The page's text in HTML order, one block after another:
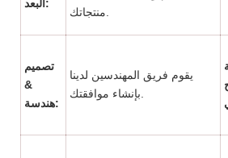
البعد:
تصميم
&
هندسة:
يقوم فريق المهندسين لدينا